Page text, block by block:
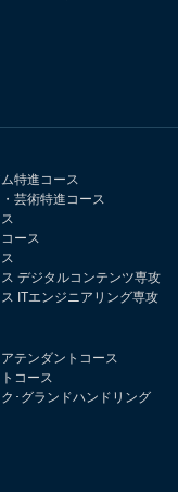
特進コース
芸術特進コース
ース
デジタルコンテンツ専攻
ITエンジニアリング専攻
テンダントコース
コース
･グランドハンドリング